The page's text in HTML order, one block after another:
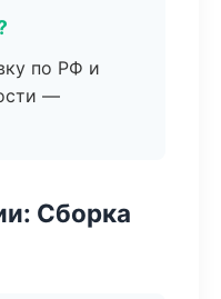
по РФ и
—
Сборка